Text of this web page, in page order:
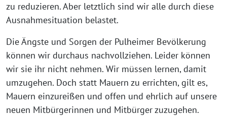
zu reduzieren. Aber letztlich sind wir alle durch diese
Ausnahmesituation belastet.
Die Ängste und Sorgen der Pulheimer Bevölkerung
können wir durchaus nachvollziehen. Leider können
wir sie ihr nicht nehmen. Wir müssen lernen, damit
umzugehen. Doch statt Mauern zu errichten, gilt es,
Mauern einzureißen und offen und ehrlich auf unsere
neuen Mitbürgerinnen und Mitbürger zuzugehen.